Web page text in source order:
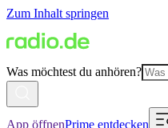
Zum Inhalt springen
Was möchtest du anhören?
App öffnenPrime entdecken